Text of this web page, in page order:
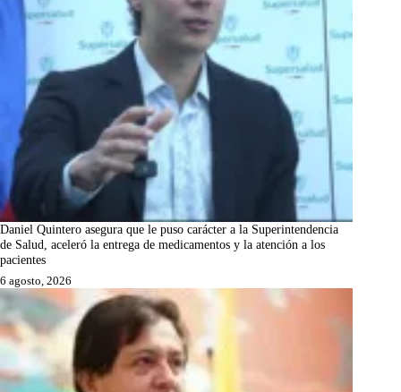
Daniel Quintero asegura que le puso carácter a la Superintendencia
de Salud, aceleró la entrega de medicamentos y la atención a los
pacientes
6 agosto, 2026